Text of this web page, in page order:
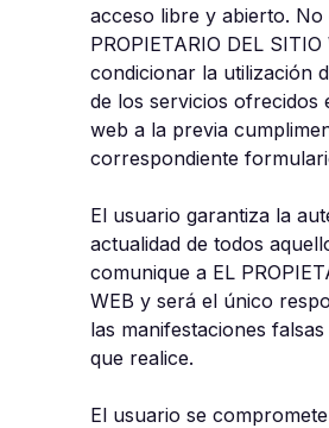
acceso libre y abierto. No
PROPIETARIO DEL
condicionar la utilización
de los servicios ofrecidos
web a la previa
correspondiente
El usuario garantiza la
actualidad de todos
comunique a EL
WEB y será el único
las manifestaciones
que realice.
El usuario se compromete